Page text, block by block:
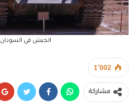
الجيش في السودان
1٬002
مشاركة